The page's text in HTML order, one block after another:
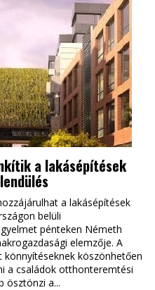
a lakásépítések
a lakásépítések
belüli
pénteken Németh
elemzője. A
köszönhetően
a családok otthonteremtési
ösztönzi a...